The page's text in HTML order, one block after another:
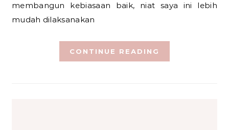
membangun kebiasaan baik, niat saya ini lebih
mudah dilaksanakan
CONTINUE READING